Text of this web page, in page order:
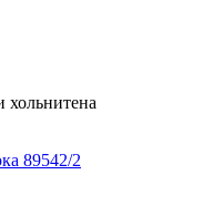
89542/2